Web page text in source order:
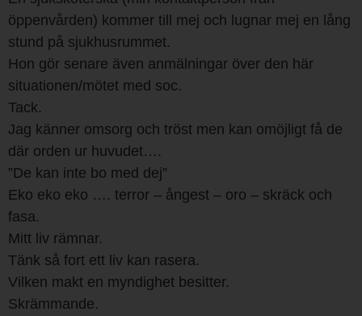
öppenvården) kommer till mej och lugnar mej en lång
stund på sjukhusrummet.
Hon gör senare även anmälningar över den här
situationen/mötet med soc.
Tack.
Jag känner omsorg och tröst men kan omöjligt få de
där orden ur huvudet….
”De kan inte bo med dej”
Eko eko eko …. terror – ångest – oro – skräck och
fasa.
Mitt liv rämnar.
Tänk så fort ett liv kan rasera.
Vilken makt en myndighet besitter.
Skrämmande.